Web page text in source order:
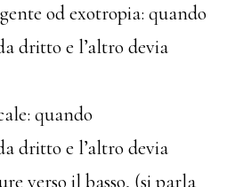
od exotropia: quando
dritto e l’altro devia
quando
dritto e l’altro devia
verso il basso, (si parla